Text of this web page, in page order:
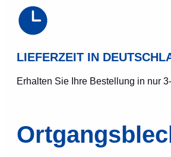
LIEFERZEIT IN
Erhalten Sie Ihre Bestellung in nur